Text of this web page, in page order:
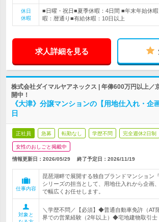
休日
休暇
■日曜・祝日■夏季休暇：4日間 ■年末年始休
暇：暦通り■有給休暇：10日以上
求人詳細を見る
株式会社ダイマルヤアネックス | 年俸600万円以上／
開中！
《大津》分譲マンションの【用地仕入れ・
日
正社員 急募 転勤なし 学歴不問 完全週休2日制
女性のおしごと掲載中
情報更新日：2026/05/29 終了予定日： 2026/11/19
仕事内容
琵琶湖畔で展開する独自ブランドマンション
シリーズの担当として、用地仕入れから企画
で幅広くお任せします。
対象と
＼学歴不問／【必須】◆普通自動車免許（AT
界での営業経験（2年以上）◆宅地建物取引士